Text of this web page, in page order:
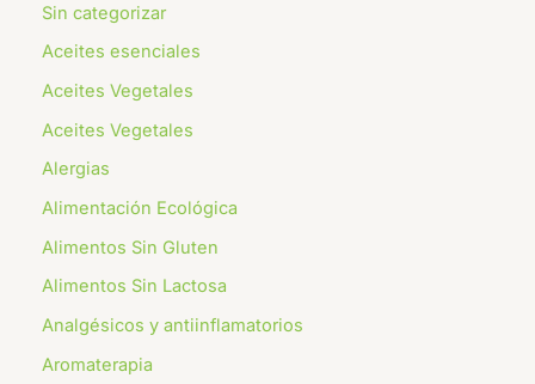
Sin categorizar
Aceites esenciales
Aceites Vegetales
Aceites Vegetales
Alergias
Alimentación Ecológica
Alimentos Sin Gluten
Alimentos Sin Lactosa
Analgésicos y antiinflamatorios
Aromaterapia